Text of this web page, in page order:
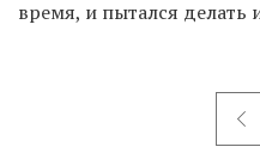
время, и пытался делать